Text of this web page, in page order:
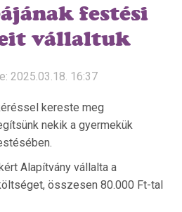
festési
vállaltuk
2025.03.18. 16:37
kereste meg
nekik a gyermekük
Alapítvány vállalta a
összesen 80.000 Ft-tal